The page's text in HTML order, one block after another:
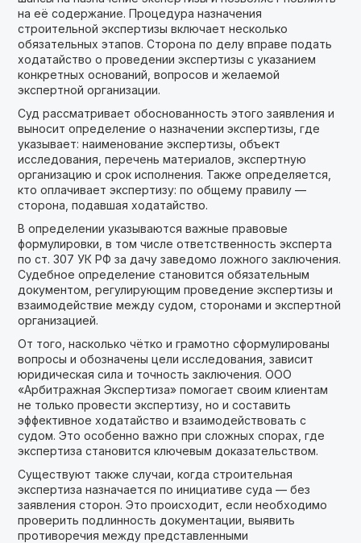
на её содержание. Процедура назначения
строительной экспертизы включает несколько
обязательных этапов. Сторона по делу вправе подать
ходатайство о проведении экспертизы с указанием
конкретных оснований, вопросов и желаемой
экспертной организации.
Суд рассматривает обоснованность этого заявления и
выносит определение о назначении экспертизы, где
указывает: наименование экспертизы, объект
исследования, перечень материалов, экспертную
организацию и срок исполнения. Также определяется,
кто оплачивает экспертизу: по общему правилу —
сторона, подавшая ходатайство.
В определении указываются важные правовые
формулировки, в том числе ответственность эксперта
по ст. 307 УК РФ за дачу заведомо ложного заключения.
Судебное определение становится обязательным
документом, регулирующим проведение экспертизы и
взаимодействие между судом, сторонами и экспертной
организацией.
От того, насколько чётко и грамотно сформулированы
вопросы и обозначены цели исследования, зависит
юридическая сила и точность заключения. ООО
«Арбитражная Экспертиза» помогает своим клиентам
не только провести экспертизу, но и составить
эффективное ходатайство и взаимодействовать с
судом. Это особенно важно при сложных спорах, где
экспертиза становится ключевым доказательством.
Существуют также случаи, когда строительная
экспертиза назначается по инициативе суда — без
заявления сторон. Это происходит, если необходимо
проверить подлинность документации, выявить
противоречия между представленными